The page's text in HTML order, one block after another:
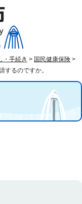
・手続き > 国民健康保険 >
するのですか。